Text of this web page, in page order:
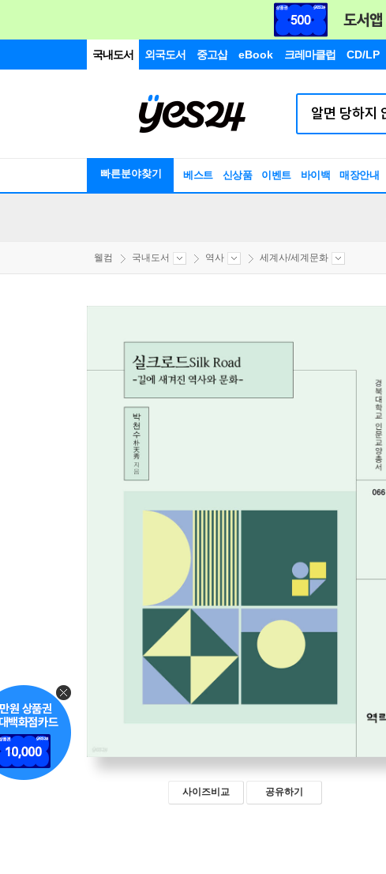
국내도서 외국도서 중고샵 eBook 크레마클럽 CD/LP
빠른분야찾기 베스트 신상품 이벤트 바이백 매장안내
웰컴 국내도서 역사 세계사/세계문화
사이즈비교 공유하기